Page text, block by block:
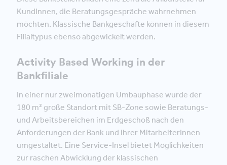
KundInnen, die Beratungsgespräche wahrnehmen
möchten. Klassische Bankgeschäfte können in diesem
Filialtypus ebenso abgewickelt werden.
Activity Based Working in der
Bankfiliale
In einer nur zweimonatigen Umbauphase wurde der
180 m² große Standort mit SB-Zone sowie Beratungs-
und Arbeitsbereichen im Erdgeschoß nach den
Anforderungen der Bank und ihrer MitarbeiterInnen
umgestaltet. Eine Service-Insel bietet Möglichkeiten
zur raschen Abwicklung der klassischen